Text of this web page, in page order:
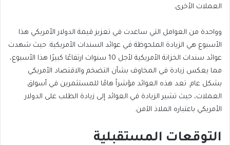
العملات الأخرى.
وواحدة من العوامل التي ساعدت في تعزيز قيمة الدولار الأمريكي هذا
الأسبوع هي الزيادة الملحوظة في عوائد السندات الأمريكية. حيث شهدت
عوائد سندات الخزانة الأمريكية لأجل 10 سنوات ارتفاعًا كبيرًا هذا الأسبوع،
مما يعكس زيادة في المخاوف بشأن التضخم والاقتصاد الأمريكي
بشكل عام. تعد هذه العوائد مؤشراً هامًا للمستثمرين في أسواق
العملات، حيث تشير الزيادة في العوائد إلى زيادة الطلب على الدولار
الأمريكي باعتباره الملاذ الآمن.
التوقعات المستقبلية